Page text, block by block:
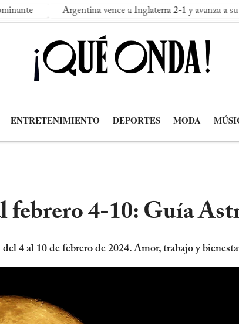
Argentina vence a Inglaterra 2-1 y avanza a su segunda
ENTRETENIMIENTO DEPORTES MODA
febrero 4-10: Guía
4 al 10 de febrero de 2024. Amor, trabajo y